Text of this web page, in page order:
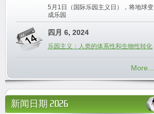
5月1日（国际乐园主义日），将地球变
成乐园
四月 6, 2024
乐园主义：人类的体系性和生物性转化
More...
新闻日期 2026